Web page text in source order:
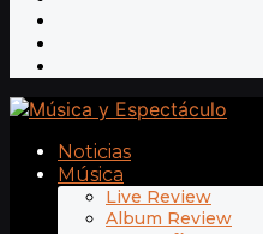
Noticias
Música
Live Review
Album Review